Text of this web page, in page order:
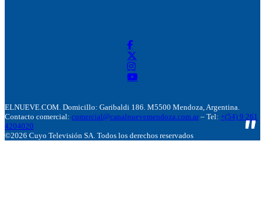
ELNUEVE.COM. Domicillo: Garibaldi 186. M5500 Mendoza, Argentina.
Contacto comercial: comercial@canalnuevemendoza.com.ar – Tel: +(54) 9 261
4204020
©2026 Cuyo Televisión SA. Todos los derechos reservados